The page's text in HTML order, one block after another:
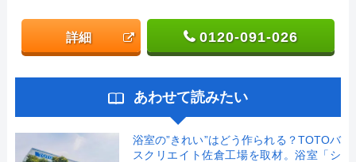
詳細 0120-091-026
あわせて読みたい
浴室の”きれい”はどう作られる？TOTOバ
スクリエイト佐倉工場を取材。浴室「シ